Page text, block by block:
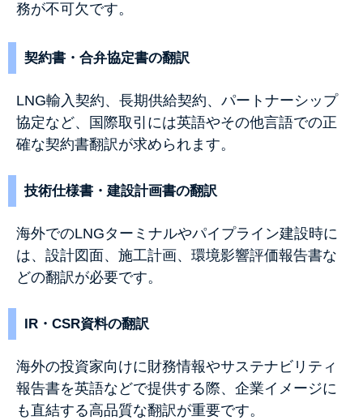
務が不可欠です。
契約書・合弁協定書の翻訳
LNG輸入契約、長期供給契約、パートナーシップ
協定など、国際取引には英語やその他言語での正
確な契約書翻訳が求められます。
技術仕様書・建設計画書の翻訳
海外でのLNGターミナルやパイプライン建設時に
は、設計図面、施工計画、環境影響評価報告書な
どの翻訳が必要です。
IR・CSR資料の翻訳
海外の投資家向けに財務情報やサステナビリティ
報告書を英語などで提供する際、企業イメージに
も直結する高品質な翻訳が重要です。